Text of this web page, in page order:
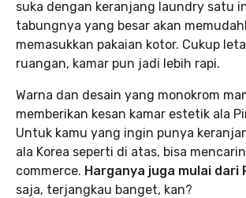
suka dengan keranjang laundry satu
tabungnya yang besar akan
memasukkan pakaian kotor. Cukup
ruangan, kamar pun jadi lebih rapi.
Warna dan desain yang monokrom
memberikan kesan kamar estetik ala
Untuk kamu yang ingin punya
ala Korea seperti di atas, bisa
commerce. Harganya juga mulai dari
saja, terjangkau banget, kan?